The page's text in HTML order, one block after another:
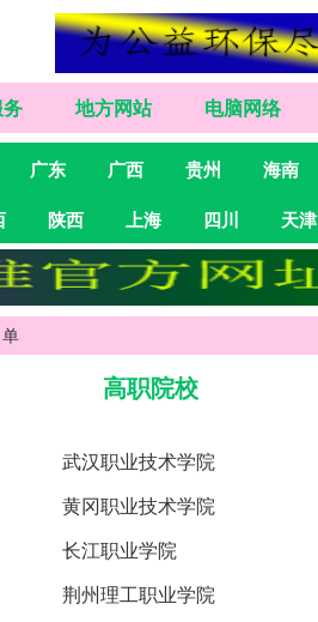
务 地方网站 电脑网络
广东 广西 贵州 海南
陕西 上海 四川 天津
高职院校
武汉职业技术学院
黄冈职业技术学院
长江职业学院
荆州理工职业学院